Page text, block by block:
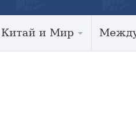
Китай и Мир